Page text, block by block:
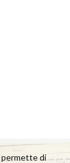
permette di